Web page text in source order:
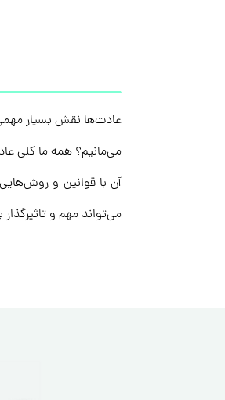
عادت‌ها نقش بسیار
می‌مانیم؟ همه ما کلی
آن با قوانین و
می‌تواند مهم و